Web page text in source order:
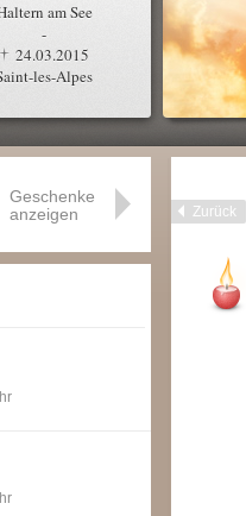
am See
-
24.03.2015
les-Alpes
Zurück
Geschenke
anzeigen